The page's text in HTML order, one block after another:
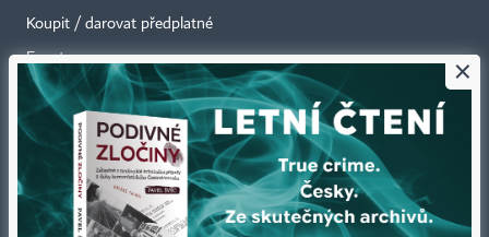
Koupit / darovat předplatné
Eventy
Newslettery
RSS kanály
Autorská práva vykonává vydavatel. Bez písemného svolení vydavatele je
zakázáno jakékoli užití částí nebo celku díla, zejména rozmnožování a šíření
×